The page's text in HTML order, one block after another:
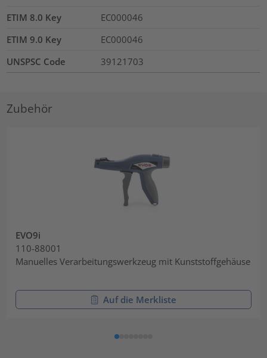
ETIM 8.0 Key
EC000046
ETIM 9.0 Key
EC000046
UNSPSC Code
39121703
Zubehör
EVO9i
110-88001
Manuelles Verarbeitungswerkzeug mit Kunststoffgehäuse
Auf die Merkliste